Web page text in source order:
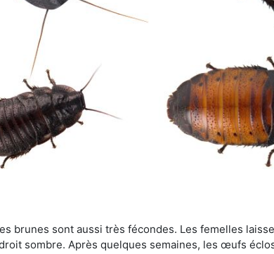
brunes sont aussi très fécondes. Les femelles
sombre. Après quelques semaines, les œufs